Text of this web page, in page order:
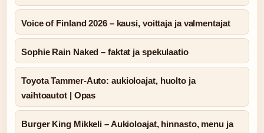
Voice of Finland 2026 – kausi, voittaja ja valmentajat
Sophie Rain Naked – faktat ja spekulaatio
Toyota Tammer-Auto: aukioloajat, huolto ja
vaihtoautot | Opas
Burger King Mikkeli – Aukioloajat, hinnasto, menu ja